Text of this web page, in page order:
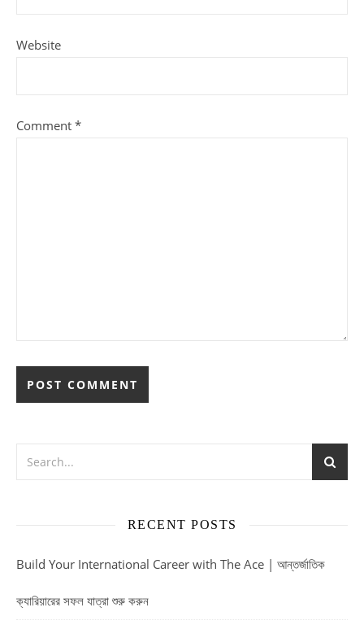
Website
Comment *
RECENT POSTS
Build Your International Career with The Ace | আন্তর্জাতিক
ক্যারিয়ারের সফল যাত্রা শুরু করুন